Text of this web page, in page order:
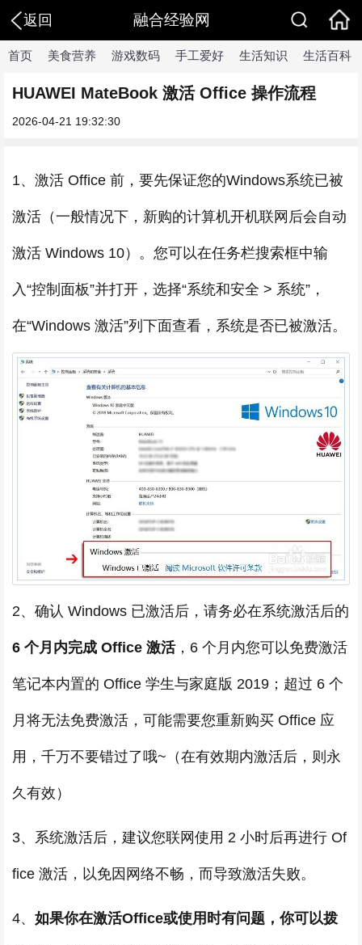
返回 融合经验网
首页 美食营养 游戏数码 手工爱好 生活知识 生活百科
HUAWEI MateBook 激活 Office 操作流程
2026-04-21 19:32:30
1、激活 Office 前，要先保证您的Windows系统已被
激活（一般情况下，新购的计算机开机联网后会自动
激活 Windows 10）。您可以在任务栏搜索框中输
入“控制面板”并打开，选择“系统和安全 > 系统”，
在“Windows 激活”列下面查看，系统是否已被激活。
2、确认 Windows 已激活后，请务必在系统激活后的
6 个月内完成 Office 激活，6 个月内您可以免费激活
笔记本内置的 Office 学生与家庭版 2019；超过 6 个
月将无法免费激活，可能需要您重新购买 Office 应
用，千万不要错过了哦~（在有效期内激活后，则永
久有效）
3、系统激活后，建议您联网使用 2 小时后再进行 Of
fice 激活，以免因网络不畅，而导致激活失败。
4、 如果你在激活Office或使用时有问题，你可以拨